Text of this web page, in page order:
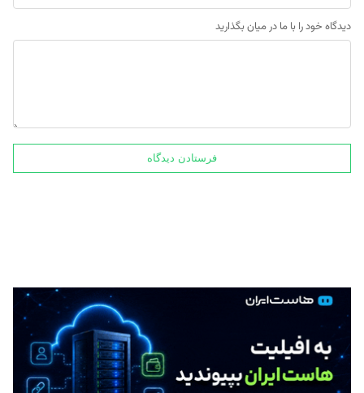
دیدگاه خود را با ما در میان بگذارید